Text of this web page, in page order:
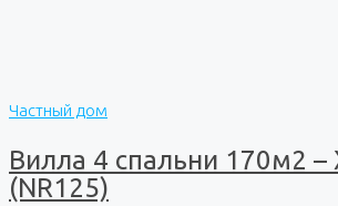
Частный дом
Вилла 4 спальни 170м2 –
(NR125)